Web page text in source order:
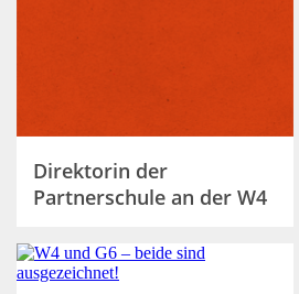
Direktorin der
Partnerschule an der W4